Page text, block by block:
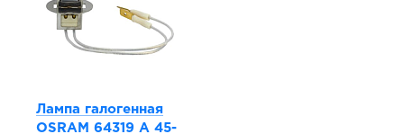
Лампа галогенная
OSRAM 64319 A 45-